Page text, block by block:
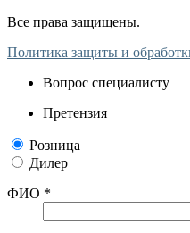
Все права защищены.
Политика защиты и
Вопрос специалисту
Претензия
Розница
Дилер
ФИО *